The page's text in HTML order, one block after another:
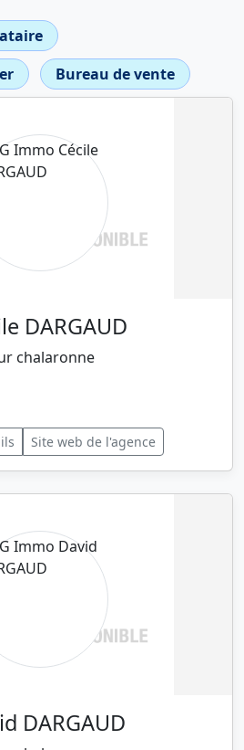
Bureau de vente
DARGAUD
chalaronne
Site web de l'agence
DARGAUD